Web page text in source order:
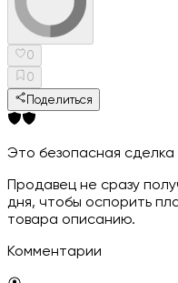
0
0
Поделиться
Это безопасная сделка
Продавец не сразу
дня, чтобы оспорить
товара описанию.
Комментарии